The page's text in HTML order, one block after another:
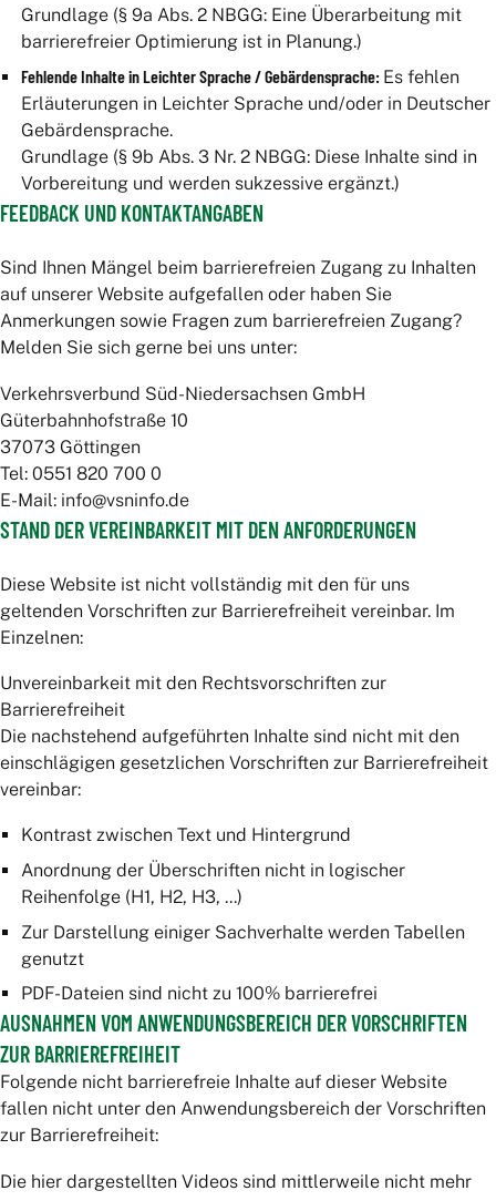
Die Aufgabenträger
Das VSN-Liniennetz
Stellenangebote
Grundlage (§ 9a Abs. 2 NBGG: Eine Überarbeitung mit
barrierefreier Optimierung ist in Planung.)
Fehlende Inhalte in Leichter Sprache / Gebärdensprache: Es fehlen
Erläuterungen in Leichter Sprache und/oder in Deutscher
Gebärdensprache.
Grundlage (§ 9b Abs. 3 Nr. 2 NBGG: Diese Inhalte sind in
Vorbereitung und werden sukzessive ergänzt.)
FEEDBACK UND KONTAKTANGABEN
Sind Ihnen Mängel beim barrierefreien Zugang zu Inhalten
auf unserer Website aufgefallen oder haben Sie
Anmerkungen sowie Fragen zum barrierefreien Zugang?
Melden Sie sich gerne bei uns unter:
Verkehrsverbund Süd-Niedersachsen GmbH
Güterbahnhofstraße 10
37073 Göttingen
Tel: 0551 820 700 0
E-Mail: info@vsninfo.de
STAND DER VEREINBARKEIT MIT DEN ANFORDERUNGEN
Diese Website ist nicht vollständig mit den für uns
geltenden Vorschriften zur Barrierefreiheit vereinbar. Im
Einzelnen:
Unvereinbarkeit mit den Rechtsvorschriften zur
Barrierefreiheit
Die nachstehend aufgeführten Inhalte sind nicht mit den
einschlägigen gesetzlichen Vorschriften zur Barrierefreiheit
vereinbar:
Kontrast zwischen Text und Hintergrund
Anordnung der Überschriften nicht in logischer
Reihenfolge (H1, H2, H3, ...)
Zur Darstellung einiger Sachverhalte werden Tabellen
genutzt
PDF-Dateien sind nicht zu 100% barrierefrei
AUSNAHMEN VOM ANWENDUNGSBEREICH DER VORSCHRIFTEN
ZUR BARRIEREFREIHEIT
Folgende nicht barrierefreie Inhalte auf dieser Website
fallen nicht unter den Anwendungsbereich der Vorschriften
zur Barrierefreiheit:
Die hier dargestellten Videos sind mittlerweile nicht mehr